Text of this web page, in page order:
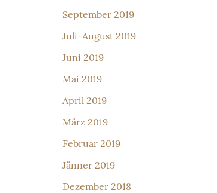
September 2019
Juli-August 2019
Juni 2019
Mai 2019
April 2019
März 2019
Februar 2019
Jänner 2019
Dezember 2018